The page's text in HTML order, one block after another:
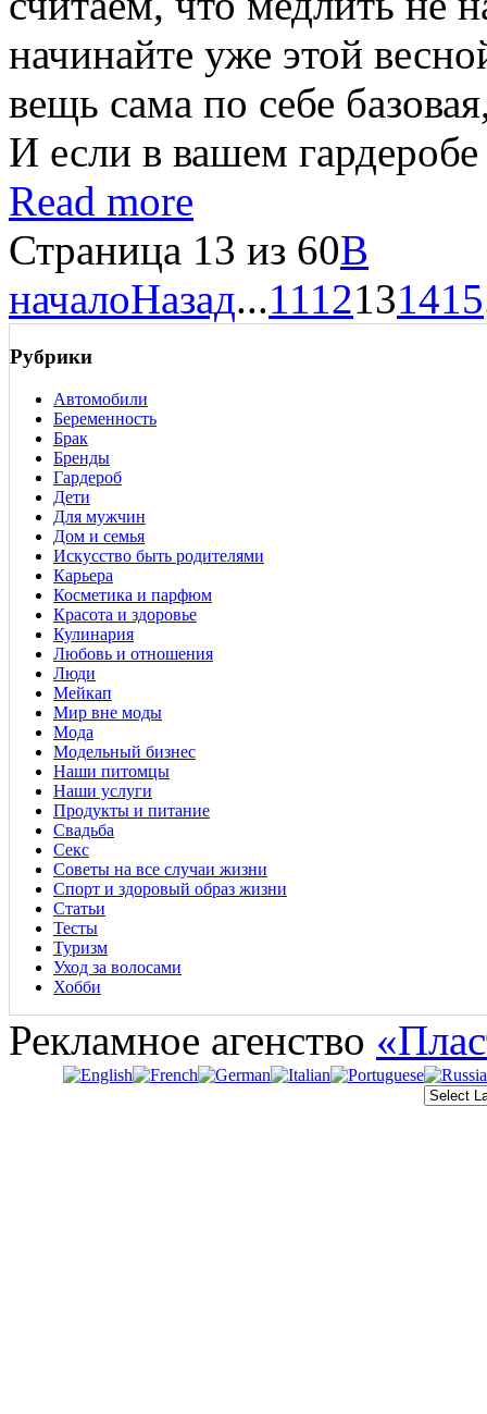
начинайте уже этой
вещь сама по себе
И если в вашем
Read more
Страница 13 из 60В
началоНазад...1112131415
Рубрики
Автомобили
Беременность
Брак
Бренды
Гардероб
Дети
Для мужчин
Дом и семья
Искусство быть родителями
Карьера
Косметика и парфюм
Красота и здоровье
Кулинария
Любовь и отношения
Люди
Мейкап
Мир вне моды
Мода
Модельный бизнес
Наши питомцы
Наши услуги
Продукты и питание
Свадьба
Секс
Советы на все случаи жизни
Спорт и здоровый образ жизни
Статьи
Тесты
Туризм
Уход за волосами
Хобби
Рекламное агенство